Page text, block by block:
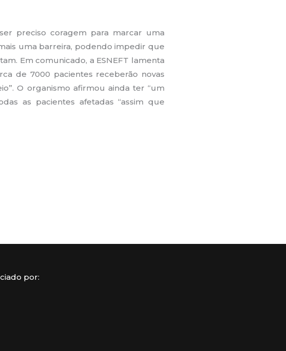
preciso coragem para marcar uma
uma barreira, podendo impedir que
Em comunicado, a ESNEFT lamenta
de 7000 pacientes receberão novas
O organismo afirmou ainda ter “um
as pacientes afetadas “assim que
por: